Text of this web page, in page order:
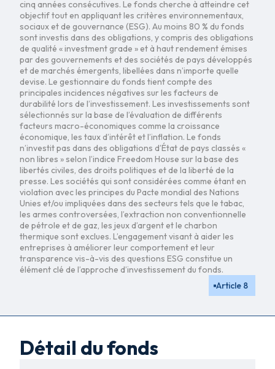
cinq années consécutives. Le fonds cherche à atteindre cet
objectif tout en appliquant les critères environnementaux,
sociaux et de gouvernance (ESG). Au moins 80 % du fonds
sont investis dans des obligations, y compris des obligations
de qualité « investment grade » et à haut rendement émises
par des gouvernements et des sociétés de pays développés
et de marchés émergents, libellées dans n’importe quelle
devise. Le gestionnaire du fonds tient compte des
principales incidences négatives sur les facteurs de
durabilité lors de l’investissement. Les investissements sont
sélectionnés sur la base de l’évaluation de différents
facteurs macro-économiques comme la croissance
économique, les taux d’intérêt et l’inflation. Le fonds
n’investit pas dans des obligations d’État de pays classés «
non libres » selon l’indice Freedom House sur la base des
libertés civiles, des droits politiques et de la liberté de la
presse. Les sociétés qui sont considérées comme étant en
violation avec les principes du Pacte mondial des Nations
Unies et/ou impliquées dans des secteurs tels que le tabac,
les armes controversées, l’extraction non conventionnelle
de pétrole et de gaz, les jeux d’argent et le charbon
thermique sont exclues. L’engagement visant à aider les
entreprises à améliorer leur comportement et leur
transparence vis-à-vis des questions ESG constitue un
élément clé de l’approche d’investissement du fonds.
Article 8
Détail du fonds